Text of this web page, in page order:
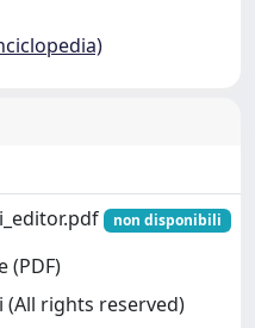
non disponibili
(PDF)
rights reserved)